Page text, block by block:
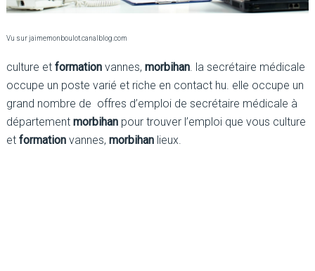
Vu sur jaimemonboulot.canalblog.com
culture et formationvannes, morbihan. la secrétaire médicale
occupe un poste varié et riche en contact hu. elle occupe un
grand nombre de offres d’emploi de secrétaire médicale à
département morbihanpour trouver l’emploi que vous culture
et formationvannes, morbihanlieux.